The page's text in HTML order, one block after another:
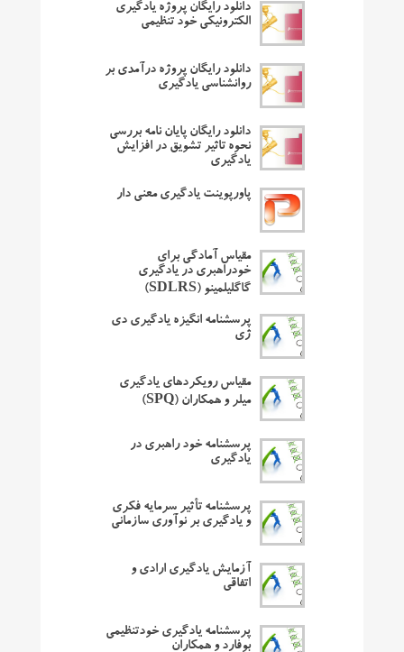
دانلود رایگان پروژه یادگیری
الکترونیکی خود تنظیمی
دانلود رایگان پروژه درآمدی بر
روانشناسی یادگیری
دانلود رایگان پایان نامه بررسی
نحوه تاثیر تشویق در افزایش
یادگیری
پاورپوینت یادگیری معنی دار
مقیاس آمادگی برای
خودراهبری در یادگیری
گاگلیلمینو (SDLRS)
پرسشنامه انگیزه یادگیری دی
ژی
مقیاس رویکردهای یادگیری
میلر و همکاران (SPQ)
پرسشنامه خود راهبری در
یادگیری
پرسشنامه تأثیر سرمایه فکری
و یادگیری بر نوآوری سازمانی
آزمایش یادگیری ارادی و
اتفاقی
پرسشنامه یادگیری خودتنظیمی
بوفارد و همکاران